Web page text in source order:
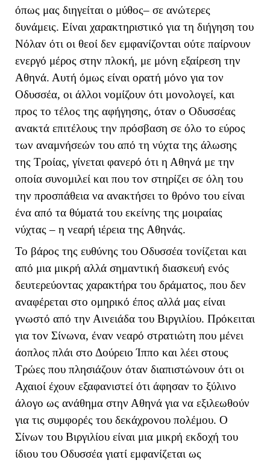
όπως μας διηγείται ο μύθος– σε ανώτερες
δυνάμεις. Είναι χαρακτηριστικό για τη διήγηση του
Νόλαν ότι οι θεοί δεν εμφανίζονται ούτε παίρνουν
ενεργό μέρος στην πλοκή, με μόνη εξαίρεση την
Αθηνά. Αυτή όμως είναι ορατή μόνο για τον
Οδυσσέα, οι άλλοι νομίζουν ότι μονολογεί, και
προς το τέλος της αφήγησης, όταν ο Οδυσσέας
ανακτά επιτέλους την πρόσβαση σε όλο το εύρος
των αναμνήσεών του από τη νύχτα της άλωσης
της Τροίας, γίνεται φανερό ότι η Αθηνά με την
οποία συνομιλεί και που τον στηρίζει σε όλη του
την προσπάθεια να ανακτήσει το θρόνο του είναι
ένα από τα θύματά του εκείνης της μοιραίας
νύχτας – η νεαρή ιέρεια της Αθηνάς.
Το βάρος της ευθύνης του Οδυσσέα τονίζεται και
από μια μικρή αλλά σημαντική διασκευή ενός
δευτερεύοντας χαρακτήρα του δράματος, που δεν
αναφέρεται στο ομηρικό έπος αλλά μας είναι
γνωστό από την Αινειάδα του Βιργιλίου. Πρόκειται
για τον Σίνωνα, έναν νεαρό στρατιώτη που μένει
άοπλος πλάι στο Δούρειο Ίππο και λέει στους
Τρώες που πλησιάζουν όταν διαπιστώνουν ότι οι
Αχαιοί έχουν εξαφανιστεί ότι άφησαν το ξύλινο
άλογο ως ανάθημα στην Αθηνά για να εξιλεωθούν
για τις συμφορές του δεκάχρονου πολέμου. Ο
Σίνων του Βιργιλίου είναι μια μικρή εκδοχή του
ίδιου του Οδυσσέα γιατί εμφανίζεται ως